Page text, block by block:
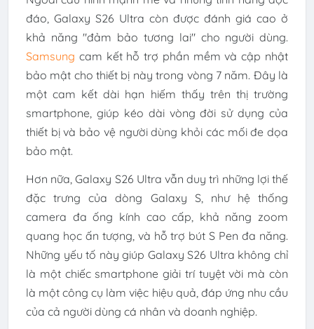
đáo, Galaxy S26 Ultra còn được đánh giá cao ở
khả năng "đảm bảo tương lai" cho người dùng.
Samsung cam kết hỗ trợ phần mềm và cập nhật
bảo mật cho thiết bị này trong vòng 7 năm. Đây là
một cam kết dài hạn hiếm thấy trên thị trường
smartphone, giúp kéo dài vòng đời sử dụng của
thiết bị và bảo vệ người dùng khỏi các mối đe dọa
bảo mật.
Hơn nữa, Galaxy S26 Ultra vẫn duy trì những lợi thế
đặc trưng của dòng Galaxy S, như hệ thống
camera đa ống kính cao cấp, khả năng zoom
quang học ấn tượng, và hỗ trợ bút S Pen đa năng.
Những yếu tố này giúp Galaxy S26 Ultra không chỉ
là một chiếc smartphone giải trí tuyệt vời mà còn
là một công cụ làm việc hiệu quả, đáp ứng nhu cầu
của cả người dùng cá nhân và doanh nghiệp.